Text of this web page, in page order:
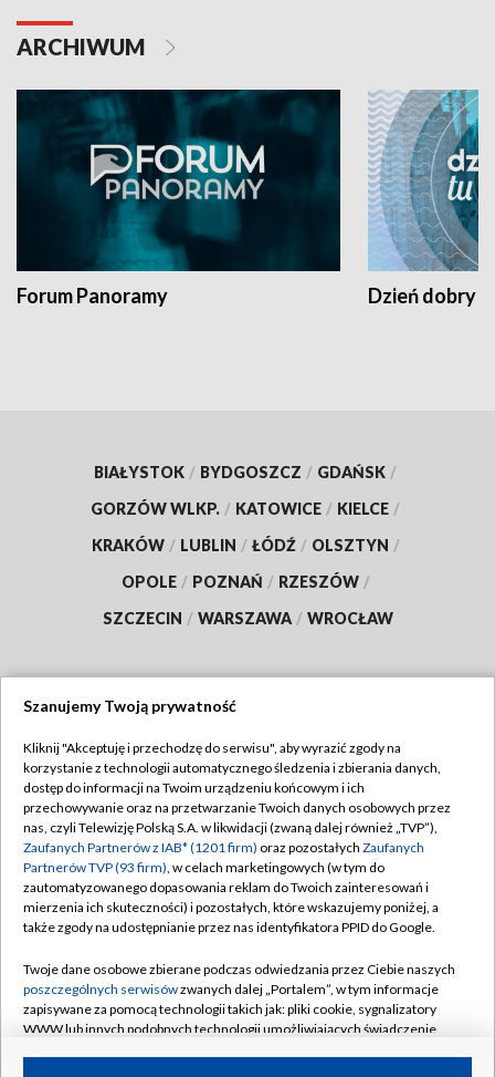
ARCHIWUM
Forum Panoramy Dzień dobry
BIAŁYSTOK / BYDGOSZCZ / GDAŃSK /
GORZÓW WLKP. / KATOWICE / KIELCE /
KRAKÓW / LUBLIN / ŁÓDŹ / OLSZTYN /
OPOLE / POZNAŃ / RZESZÓW /
SZCZECIN / WARSZAWA / WROCŁAW
TVP
Abonament TVP
Emisja w TVP
Centrum informacji TVP
Naziemna Telewizja Cyfrowa
Rada Programowa
System NOS
Informacje o nadawcy
Regulamin TVP
Polityka prywatności
Moje zgody
Pomoc
Kontakt
Kanały
Szanujemy Twoją prywatność
Kliknij "Akceptuję i przechodzę do serwisu", aby wyrazić zgody na
korzystanie z technologii automatycznego śledzenia i zbierania danych,
dostęp do informacji na Twoim urządzeniu końcowym i ich
przechowywanie oraz na przetwarzanie Twoich danych osobowych przez
nas, czyli Telewizję Polską S.A. w likwidacji (zwaną dalej również „TVP”),
Zaufanych Partnerów z IAB* (1201 firm) oraz pozostałych Zaufanych
Partnerów TVP (93 firm), w celach marketingowych (w tym do
zautomatyzowanego dopasowania reklam do Twoich zainteresowań i
mierzenia ich skuteczności) i pozostałych, które wskazujemy poniżej, a
także zgody na udostępnianie przez nas identyfikatora PPID do Google.
Twoje dane osobowe zbierane podczas odwiedzania przez Ciebie naszych
poszczególnych serwisówzwanych dalej „Portalem”, w tym informacje
zapisywane za pomocą technologii takich jak: pliki cookie, sygnalizatory
WWW lub innych podobnych technologii umożliwiających świadczenie